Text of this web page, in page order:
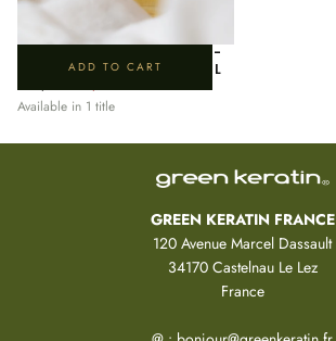
ADD TO CART
YELLOW PLASMA OIL ELIXIR -
HUILE POUR LE VISAGE 50ML
PRICE
PRICE
Available in 1 title
GREEN KERATIN FRANCE
120 Avenue Marcel Dassault
34170 Castelnau Le Lez
France